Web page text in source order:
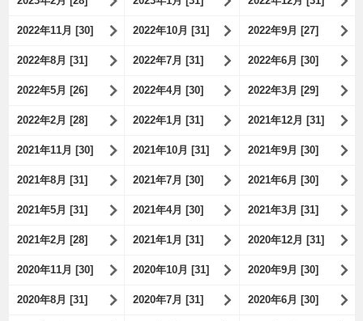
2022年11月 [30] 2022年10月 [31] 2022年9月 [27]
2022年8月 [31] 2022年7月 [31] 2022年6月 [30]
2022年5月 [26] 2022年4月 [30] 2022年3月 [29]
2022年2月 [28] 2022年1月 [31] 2021年12月 [31]
2021年11月 [30] 2021年10月 [31] 2021年9月 [30]
2021年8月 [31] 2021年7月 [30] 2021年6月 [30]
2021年5月 [31] 2021年4月 [30] 2021年3月 [31]
2021年2月 [28] 2021年1月 [31] 2020年12月 [31]
2020年11月 [30] 2020年10月 [31] 2020年9月 [30]
2020年8月 [31] 2020年7月 [31] 2020年6月 [30]